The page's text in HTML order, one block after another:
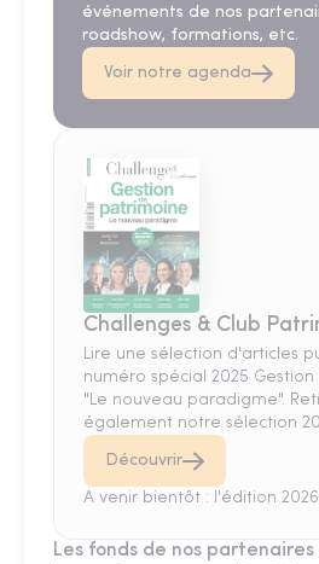
événements de nos
roadshow, formations, etc.
Voir notre agenda
Challenges & Club
Lire une sélection d'articles
numéro spécial 2025
"Le nouveau paradigme".
également notre sélection
Découvrir
A venir bientôt : l'édition
Les fonds de nos partenaires